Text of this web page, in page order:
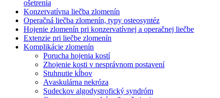
ošetrenia
Konzervatívna liečba zlomenín
Operačná liečba zlomenín, typy osteosyntéz
Hojenie zlomenín pri konzervatívnej a operačnej liečbe
Extenzie pri liečbe zlomenín
Komplikácie zlomenín
Porucha hojenia kostí
Zhojenie kosti v nesprávnom postavení
Stuhnutie kĺbov
Avaskulárna nekróza
Sudeckov algodystrofický syndróm